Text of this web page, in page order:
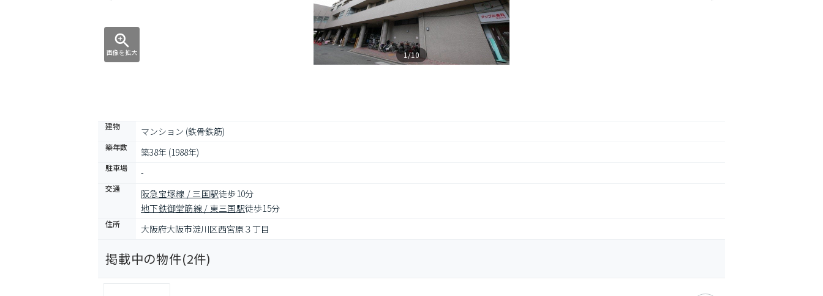
画像を拡大 1/10
建物 マンション (鉄骨鉄筋)
築年数 築38年 (1988年)
駐車場 -
交通 阪急宝塚線 / 三国駅徒歩10分
地下鉄御堂筋線 / 東三国駅徒歩15分
住所 大阪府大阪市淀川区西宮原３丁目
掲載中の物件(2件)